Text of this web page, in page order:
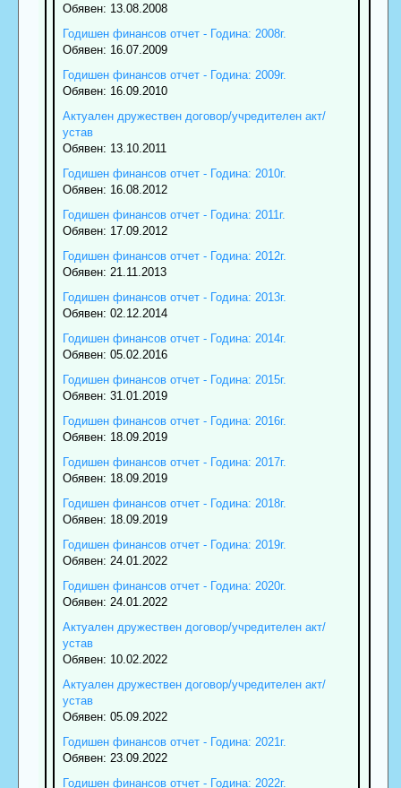
Обявен: 13.08.2008
Годишен финансов отчет - Година: 2008г.
Обявен: 16.07.2009
Годишен финансов отчет - Година: 2009г.
Обявен: 16.09.2010
Актуален дружествен договор/учредителен акт/
устав
Обявен: 13.10.2011
Годишен финансов отчет - Година: 2010г.
Обявен: 16.08.2012
Годишен финансов отчет - Година: 2011г.
Обявен: 17.09.2012
Годишен финансов отчет - Година: 2012г.
Обявен: 21.11.2013
Годишен финансов отчет - Година: 2013г.
Обявен: 02.12.2014
Годишен финансов отчет - Година: 2014г.
Обявен: 05.02.2016
Годишен финансов отчет - Година: 2015г.
Обявен: 31.01.2019
Годишен финансов отчет - Година: 2016г.
Обявен: 18.09.2019
Годишен финансов отчет - Година: 2017г.
Обявен: 18.09.2019
Годишен финансов отчет - Година: 2018г.
Обявен: 18.09.2019
Годишен финансов отчет - Година: 2019г.
Обявен: 24.01.2022
Годишен финансов отчет - Година: 2020г.
Обявен: 24.01.2022
Актуален дружествен договор/учредителен акт/
устав
Обявен: 10.02.2022
Актуален дружествен договор/учредителен акт/
устав
Обявен: 05.09.2022
Годишен финансов отчет - Година: 2021г.
Обявен: 23.09.2022
Годишен финансов отчет - Година: 2022г.